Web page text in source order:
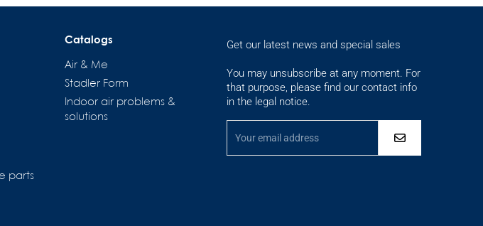
parts
Catalogs
Air & Me
Stadler Form
Indoor air problems &
solutions
Get our latest news and special sales
You may unsubscribe at any moment. For
that purpose, please find our contact info
in the legal notice.
la conformité avec les réglementations. Personnalisez vos préférences pour contrôler la